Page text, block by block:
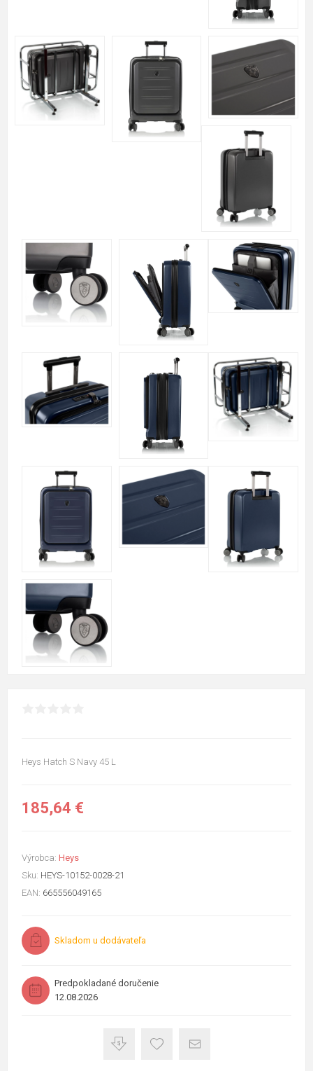
Heys Hatch S Navy 45 L
185,64 €
Výrobca: Heys
Sku: HEYS-10152-0028-21
EAN: 665556049165
Skladom u dodávateľa
Predpokladané doručenie
12.08.2026